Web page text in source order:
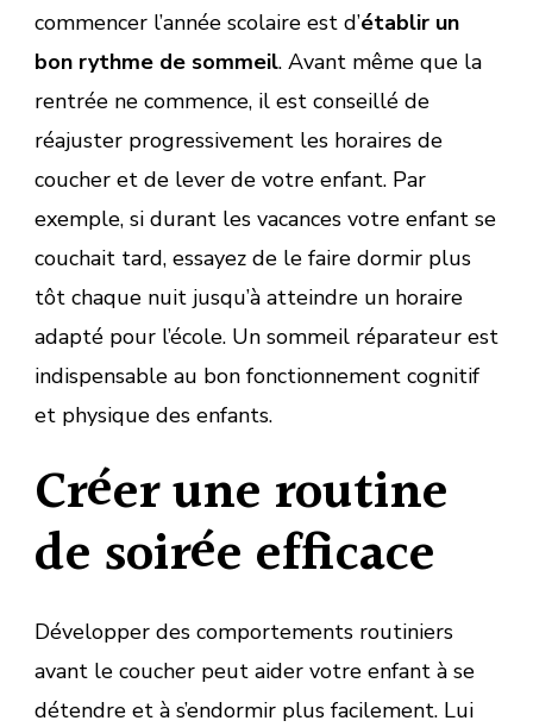
commencer l’année scolaire est d’établir un
bon rythme de sommeil. Avant même que la
rentrée ne commence, il est conseillé de
réajuster progressivement les horaires de
coucher et de lever de votre enfant. Par
exemple, si durant les vacances votre enfant se
couchait tard, essayez de le faire dormir plus
tôt chaque nuit jusqu’à atteindre un horaire
adapté pour l’école. Un sommeil réparateur est
indispensable au bon fonctionnement cognitif
et physique des enfants.
Créer une routine
de soirée efficace
Développer des comportements routiniers
avant le coucher peut aider votre enfant à se
détendre et à s’endormir plus facilement. Lui